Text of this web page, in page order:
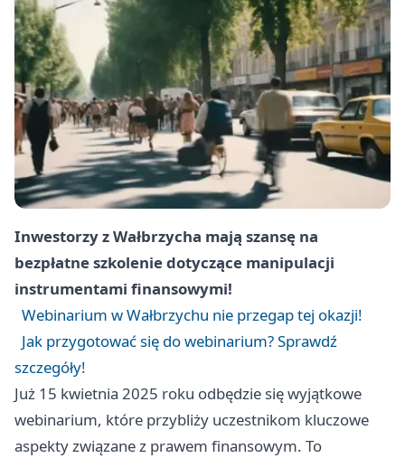
Inwestorzy z Wałbrzycha mają szansę na
bezpłatne szkolenie dotyczące manipulacji
instrumentami finansowymi!
Webinarium w Wałbrzychu nie przegap tej okazji!
Jak przygotować się do webinarium? Sprawdź
szczegóły!
Już 15 kwietnia 2025 roku odbędzie się wyjątkowe
webinarium, które przybliży uczestnikom kluczowe
aspekty związane z prawem finansowym. To